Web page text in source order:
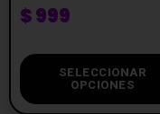
$999
SELECCIONAR
OPCIONES